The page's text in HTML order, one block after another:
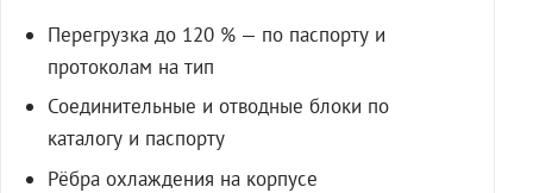
Перегрузка до 120 % — по паспорту и
протоколам на тип
Соединительные и отводные блоки по
каталогу и паспорту
Рёбра охлаждения на корпусе